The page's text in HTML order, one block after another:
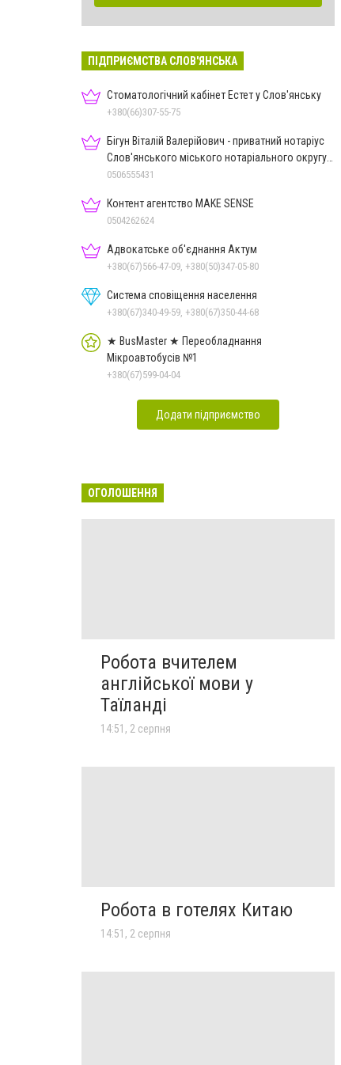
ПІДПРИЄМСТВА СЛОВ'ЯНСЬКА
Стоматологічний кабінет Естет у Слов'янську
+380(66)307-55-75
Бігун Віталій Валерійович - приватний нотаріус
Слов'янського міського нотаріального округу
Дон.обл.
0506555431
Контент агентство MAKE SENSE
0504262624
Адвокатське об'єднання Актум
+380(67)566-47-09, +380(50)347-05-80
Система сповіщення населення
+380(67)340-49-59, +380(67)350-44-68
★ BusMaster ★ Переобладнання
Мікроавтобусів №1
+380(67)599-04-04
Додати підприємство
ОГОЛОШЕННЯ
Робота вчителем
англійської мови у
Таїланді
14:51, 2 серпня
Робота в готелях Китаю
14:51, 2 серпня